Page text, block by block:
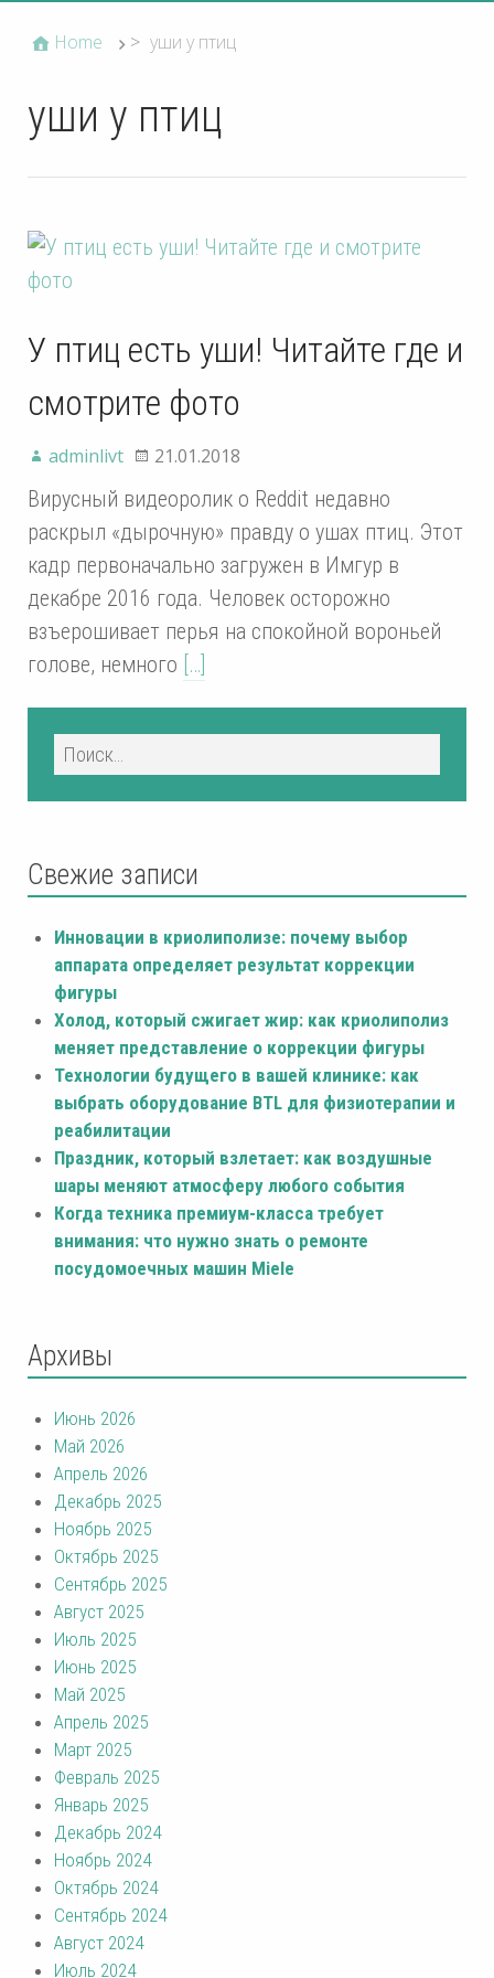
Home > уши у птиц
уши у птиц
У птиц есть уши! Читайте где и
смотрите фото
adminlivt 21.01.2018
Вирусный видеоролик о Reddit недавно
раскрыл «дырочную» правду о ушах птиц. Этот
кадр первоначально загружен в Имгур в
декабре 2016 года. Человек осторожно
взъерошивает перья на спокойной вороньей
голове, немного […]
Свежие записи
Инновации в криолиполизе: почему выбор
аппарата определяет результат коррекции
фигуры
Холод, который сжигает жир: как криолиполиз
меняет представление о коррекции фигуры
Технологии будущего в вашей клинике: как
выбрать оборудование BTL для физиотерапии и
реабилитации
Праздник, который взлетает: как воздушные
шары меняют атмосферу любого события
Когда техника премиум-класса требует
внимания: что нужно знать о ремонте
посудомоечных машин Miele
Архивы
Июнь 2026
Май 2026
Апрель 2026
Декабрь 2025
Ноябрь 2025
Октябрь 2025
Сентябрь 2025
Август 2025
Июль 2025
Июнь 2025
Май 2025
Апрель 2025
Март 2025
Февраль 2025
Январь 2025
Декабрь 2024
Ноябрь 2024
Октябрь 2024
Сентябрь 2024
Август 2024
Июль 2024